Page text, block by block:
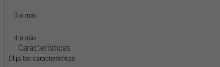
3 o más
4 o más
Características
Elija las características